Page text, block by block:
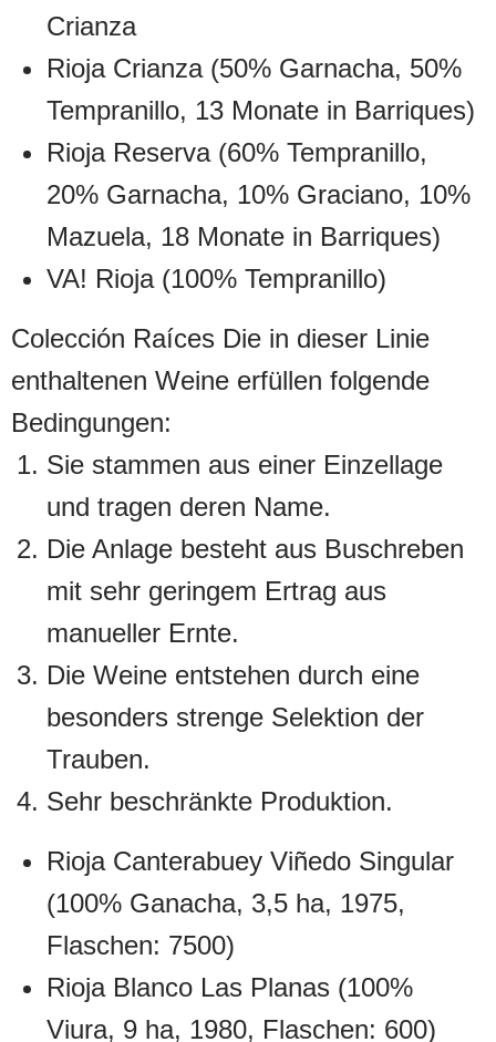
Crianza
Rioja Crianza (50% Garnacha, 50%
Tempranillo, 13 Monate in Barriques)
Rioja Reserva (60% Tempranillo,
20% Garnacha, 10% Graciano, 10%
Mazuela, 18 Monate in Barriques)
VA! Rioja (100% Tempranillo)
Colección Raíces Die in dieser Linie
enthaltenen Weine erfüllen folgende
Bedingungen:
Sie stammen aus einer Einzellage
und tragen deren Name.
Die Anlage besteht aus Buschreben
mit sehr geringem Ertrag aus
manueller Ernte.
Die Weine entstehen durch eine
besonders strenge Selektion der
Trauben.
Sehr beschränkte Produktion.
Rioja Canterabuey Viñedo Singular
(100% Ganacha, 3,5 ha, 1975,
Flaschen: 7500)
Rioja Blanco Las Planas (100%
Viura, 9 ha, 1980, Flaschen: 600)